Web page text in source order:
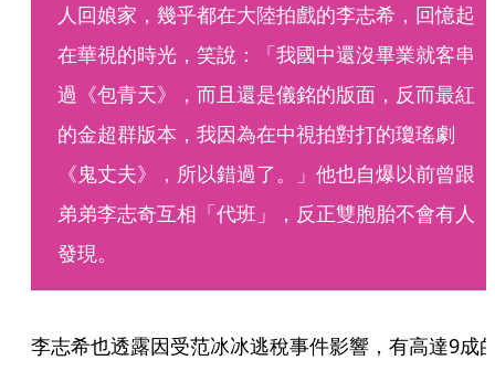
人回娘家，幾乎都在大陸拍戲的李志希，回憶起
在華視的時光，笑說：「我國中還沒畢業就客串
過《包青天》，而且還是儀銘的版面，反而最紅
的金超群版本，我因為在中視拍對打的瓊瑤劇
《鬼丈夫》，所以錯過了。」他也自爆以前曾跟
弟弟李志奇互相「代班」，反正雙胞胎不會有人
發現。
李志希也透露因受范冰冰逃稅事件影響，有高達9成